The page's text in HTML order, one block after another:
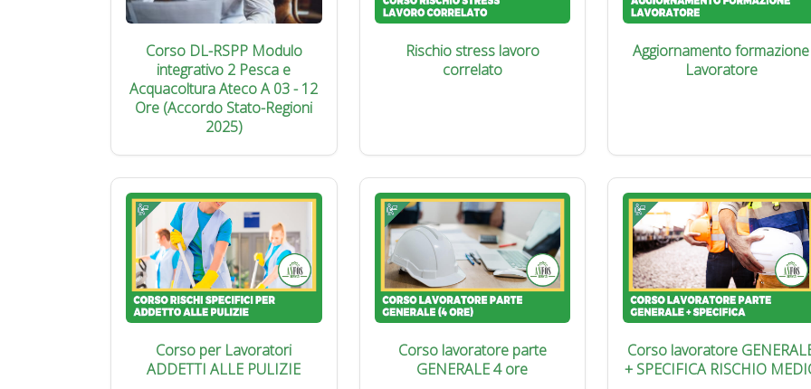
Corso DL-RSPP Modulo
integrativo 2 Pesca e
Acquacoltura Ateco A 03 - 12
Ore (Accordo Stato-Regioni
2025)
Rischio stress lavoro
correlato
Aggiornamento formazione
Lavoratore
Corso per Lavoratori
ADDETTI ALLE PULIZIE
Corso lavoratore parte
GENERALE 4 ore
Corso lavoratore
+ SPECIFICA RISCHIO